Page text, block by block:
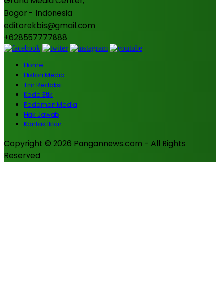
Bogor - Indonesia
editorekbis@gmail.com
+628557777888
Home
Histori Media
Tim Redaksi
Kode Etik
Pedoman Media
Hak Jawab
Kontak Iklan
Copyright © 2026 Pangannews.com - All Rights
Reserved